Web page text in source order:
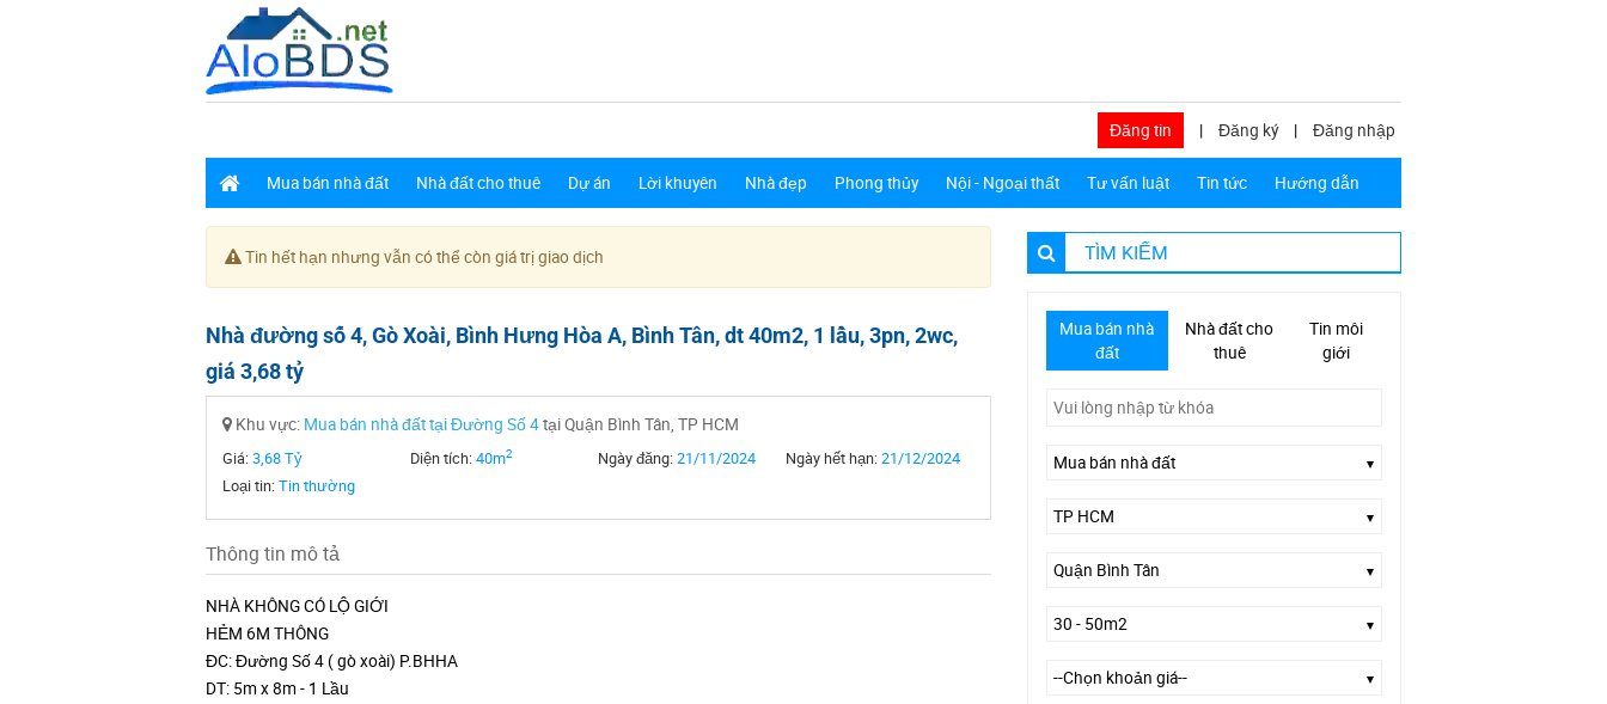
Đăng tin | Đăng ký | Đăng nhập
Mua bán nhà đất Nhà đất cho thuê Dự án Lời khuyên Nhà đẹp Phong thủy Nội - Ngoại thất Tư vấn luật Tin tức Hướng dẫn
Tin hết hạn nhưng vẫn có thể còn giá trị giao dịch
Nhà đường số 4, Gò Xoài, Bình Hưng Hòa A, Bình Tân, dt 40m2, 1 lầu, 3pn, 2wc,
giá 3,68 tỷ
Khu vực: Mua bán nhà đất tại Đường Số 4tại Quận Bình Tân, TP HCM
Giá:3,68 Tỷ Diện tích:40m2 Ngày đăng:21/11/2024 Ngày hết hạn:21/12/2024
Loại tin:Tin thường
Thông tin mô tả
NHÀ KHÔNG CÓ LỘ GIỚI
HẺM 6M THÔNG
ĐC: Đường Số 4 ( gò xoài) P.BHHA
DT: 5m x 8m - 1 Lầu
TÌM KIẾM
Mua bán nhà
đất
Nhà đất cho
thuê
Tin môi
giới